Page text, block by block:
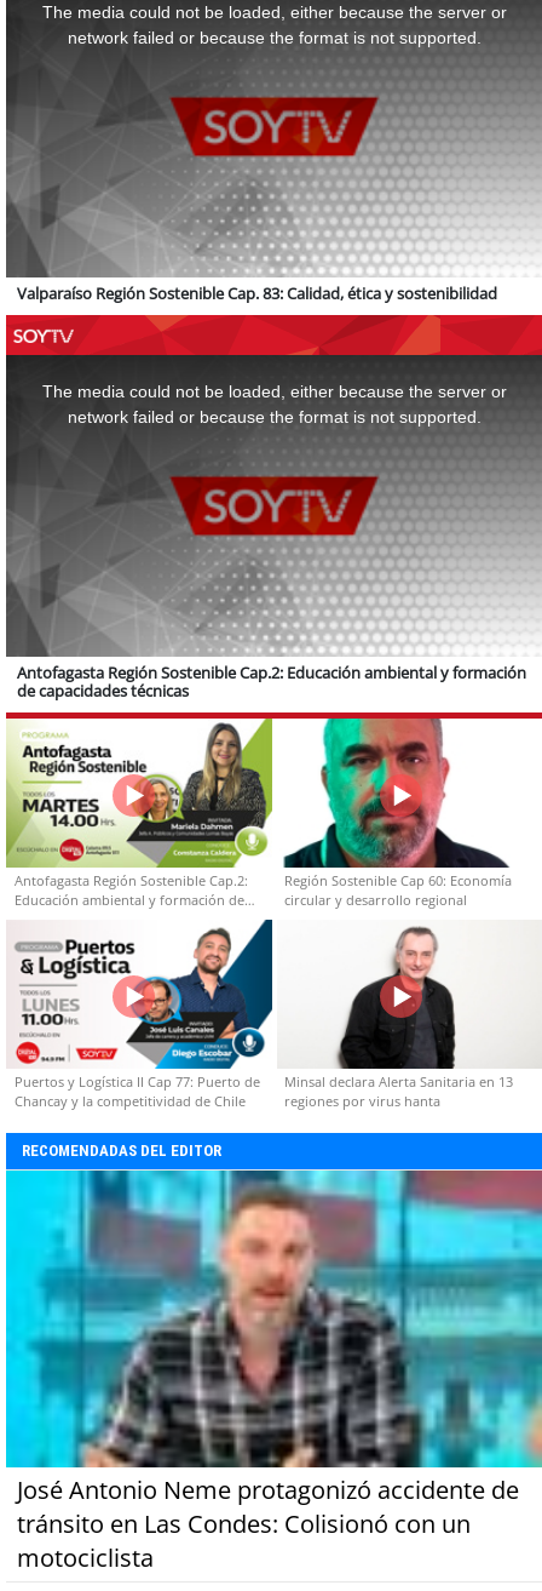
The media could not be loaded, either because the server or
network failed or because the format is not supported.
Valparaíso Región Sostenible Cap. 83: Calidad, ética y sostenibilidad
The media could not be loaded, either because the server or
network failed or because the format is not supported.
Antofagasta Región Sostenible Cap.2: Educación ambiental y formación
de capacidades técnicas
Antofagasta Región Sostenible Cap.2:
Educación ambiental y formación de
capacidades técnicas
Región Sostenible Cap 60: Economía
circular y desarrollo regional
Puertos y Logística II Cap 77: Puerto de
Chancay y la competitividad de Chile
Minsal declara Alerta Sanitaria en 13
regiones por virus hanta
RECOMENDADAS DEL EDITOR
José Antonio Neme protagonizó accidente de
tránsito en Las Condes: Colisionó con un
motociclista